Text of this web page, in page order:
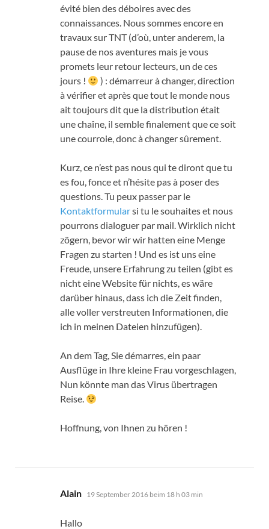
évité bien des déboires avec des
connaissances. Nous sommes encore en
travaux sur TNT(d’où, unter anderem, la
pause de nos aventures mais je vous
promets leur retour lecteurs, un de ces
jours ! ) :démarreur à changer,direction
à vérifier et après que tout le monde nous
ait toujours dit que la distribution était
une chaîne, il semble finalement que ce soit
une courroie,donc à changer sûrement.
Kurz,ce n’est pas nous qui te diront que tu
es fou,fonce et n’hésite pas à poser des
questions.Tu peux passer par le
Kontaktformularsi tu le souhaites et nous
pourrons dialoguer par mail. Wirklich nicht
zögern, bevor wir wir hatten eine Menge
Fragen zu starten ! Und es ist uns eine
Freude, unsere Erfahrung zu teilen (gibt es
nicht eine Website für nichts, es wäre
darüber hinaus, dass ich die Zeit finden,
alle voller verstreuten Informationen, die
ich in meinen Dateien hinzufügen).
An dem Tag, Sie démarres, ein paar
Ausflüge in Ihre kleine Frau vorgeschlagen,
Nun könnte man das Virus übertragen
Reise.
Hoffnung, von Ihnen zu hören !
Alain sagt:
19 September 2016 beim 18 h 03 min
Hallo